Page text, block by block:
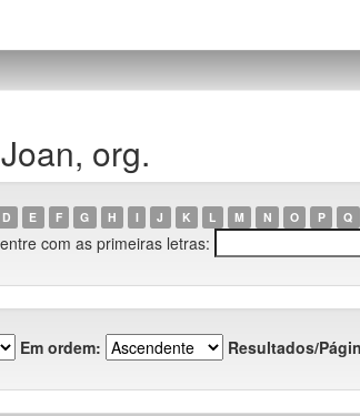
org.
D E F G H I J K L M N O P Q
com as primeiras letras:
Em ordem: Resultados/